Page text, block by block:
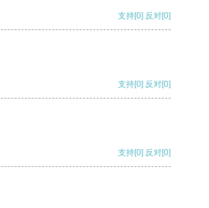
支持[0] 反对[0]
支持[0] 反对[0]
支持[0] 反对[0]